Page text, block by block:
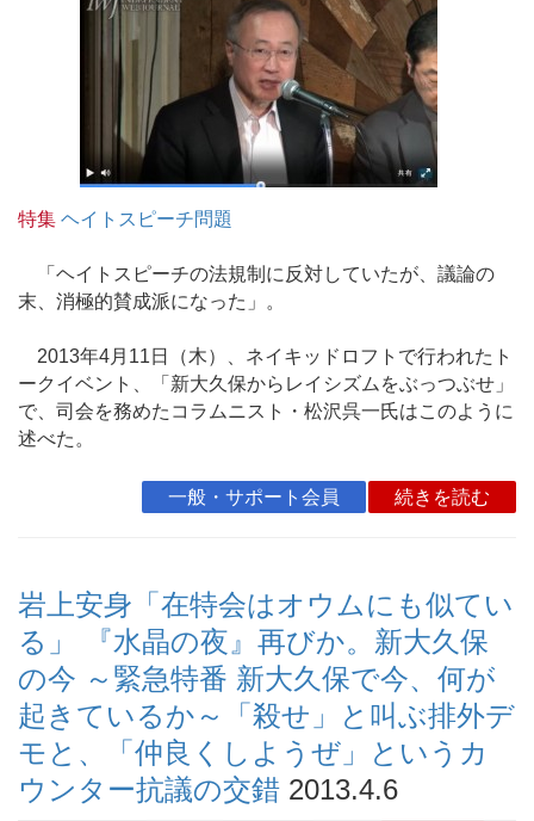
特集 ヘイトスピーチ問題
「ヘイトスピーチの法規制に反対していたが、議論の
末、消極的賛成派になった」。
2013年4月11日（木）、ネイキッドロフトで行われたト
ークイベント、「新大久保からレイシズムをぶっつぶせ」
で、司会を務めたコラムニスト・松沢呉一氏はこのように
述べた。
一般・サポート会員 続きを読む
岩上安身「在特会はオウムにも似てい
る」 『水晶の夜』再びか。新大久保
の今 ～緊急特番 新大久保で今、何が
起きているか～「殺せ」と叫ぶ排外デ
モと、「仲良くしようぜ」というカ
ウンター抗議の交錯 2013.4.6